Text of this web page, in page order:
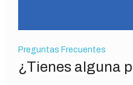
Preguntas Frecuentes
¿Tienes alguna